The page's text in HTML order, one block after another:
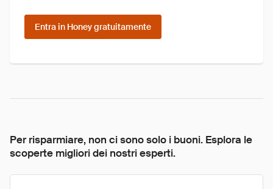
Entra in Honey gratuitamente
Per risparmiare, non ci sono solo i buoni. Esplora le
scoperte migliori dei nostri esperti.